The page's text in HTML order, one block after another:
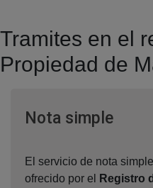
Tramites en el
Propiedad de
Nota simple
El servicio de nota
ofrecido por el
Registro